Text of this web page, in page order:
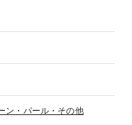
ン・パール・その他